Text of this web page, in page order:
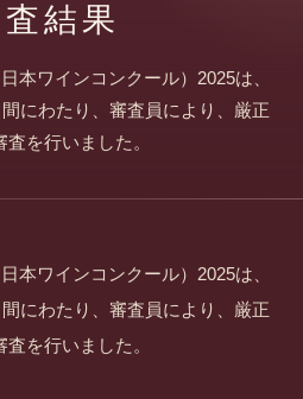
結果
本ワインコンクール）2025は、
にわたり、審査員により、厳正
を行いました。
本ワインコンクール）2025は、
にわたり、審査員により、厳正
を行いました。